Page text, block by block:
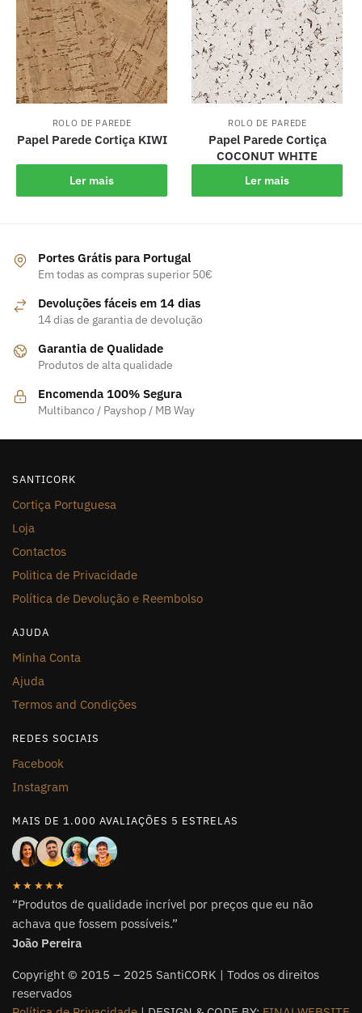
ROLO DE PAREDE
Papel Parede Cortiça KIWI
Ler mais
ROLO DE PAREDE
Papel Parede Cortiça
COCONUT WHITE
Ler mais
Portes Grátis para Portugal
Em todas as compras superior 50€
Devoluções fáceis em 14 dias
14 dias de garantia de devolução
Garantia de Qualidade
Produtos de alta qualidade
Encomenda 100% Segura
Multibanco / Payshop / MB Way
SANTICORK
Cortiça Portuguesa
Loja
Contactos
Politica de Privacidade
Política de Devolução e Reembolso
AJUDA
Minha Conta
Ajuda
Termos and Condições
REDES SOCIAIS
Facebook
Instagram
MAIS DE 1.000 AVALIAÇÕES 5 ESTRELAS
★★★★★
“Produtos de qualidade incrível por preços que eu não
achava que fossem possíveis.”
João Pereira
Copyright © 2015 – 2025 SantiCORK | Todos os direitos
reservados